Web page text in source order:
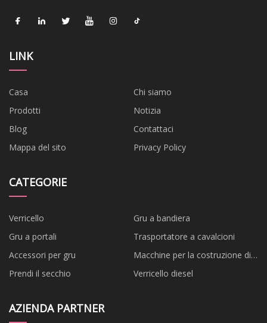
LINK
Casa
Chi siamo
Prodotti
Notizia
Blog
Contattaci
Mappa del sito
Privacy Policy
CATEGORIE
Verricello
Gru a bandiera
Gru a portali
Trasportatore a cavalcioni
Accessori per gru
Macchine per la costruzione di
ponti
Prendi il secchio Verricello diesel
AZIENDA PARTNER